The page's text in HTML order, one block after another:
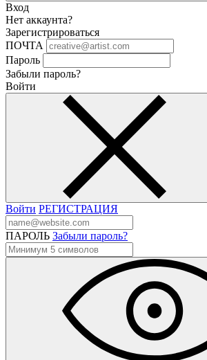
Вход
Нет аккаунта?
Зарегистрироваться
ПОЧТА
Пароль
Забыли пароль?
Войти
Войти РЕГИСТРАЦИЯ
ПАРОЛЬ Забыли пароль?